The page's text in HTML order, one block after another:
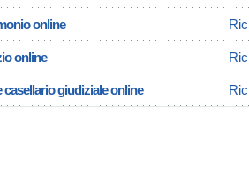
online
online
casellario giudiziale online